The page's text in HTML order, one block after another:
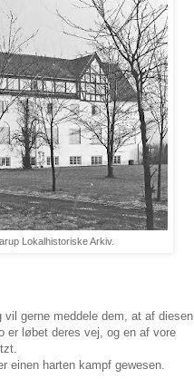
Lokalhistoriske Arkiv.
gerne meddele dem, at af diesen
er løbet deres vej, og en af vore
einen harten kampf gewesen.